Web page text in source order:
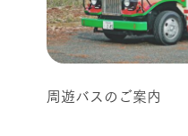
周遊バスのご案内